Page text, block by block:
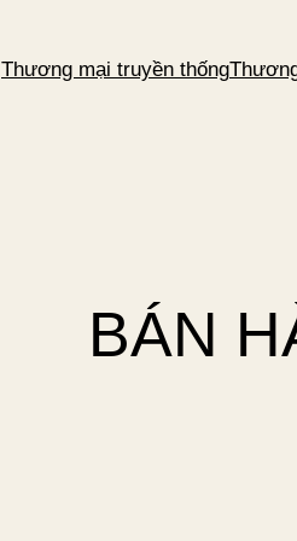
Thương mại truyền thống
BÁN